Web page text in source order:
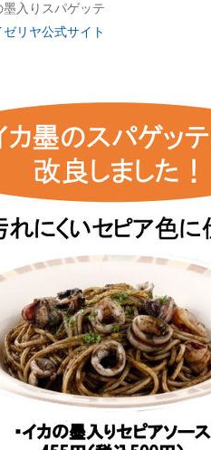
入りスパゲッテ
ゼリヤ公式サイト